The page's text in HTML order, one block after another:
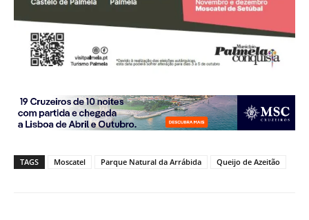
TAGS Moscatel Parque Natural da Arrábida Queijo de Azeitão